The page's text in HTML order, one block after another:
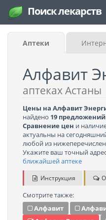
Поиск лекарств
Аптеки
Алфавит
аптеках Астаны
Цены на Алфавит
найдено 19 предложений
Сравнение цен и
актуальны на
любой из
Укажите ваш точный
ближайшей аптеке
Инструкция
Смотрите также:
Алфавит